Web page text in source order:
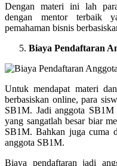
Dengan materi ini lah
dengan mentor terbaik
pemahaman bisnis
Biaya Pendaftaran
Untuk mendapat materi
berbasiskan online, para
SB1M. Jadi anggota SB1M
yang sangatlah besar biar
SB1M. Bahkan juga cuma
anggota SB1M.
Biaya pendaftaran jadi